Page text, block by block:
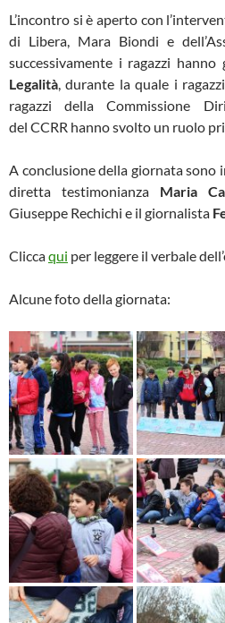
L’incontro si è aperto con
di Libera, Mara Biondi e
successivamente i ragazzi
Legalità , durante la quale i
ragazzi della Commissione
del CCRR hanno svolto un ruolo
A conclusione della giornata
diretta testimonianza Maria
Giuseppe Rechichi e il giornalista
Cliccaqui per leggere il verbale
Alcune foto della giornata: